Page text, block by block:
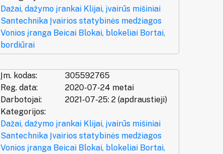
Dažai, dažymo įrankai Klijai, įvairūs mišiniai
Santechnika Įvairios statybinės medžiagos
Vonios įranga Beicai Blokai, blokeliai Bortai,
bordiūrai
Įm. kodas:
305592765
Reg. data:
2020-07-24 metai
Darbotojai:
2021-07-25: 2 (apdraustieji)
Kategorijos:
Dažai, dažymo įrankai Klijai, įvairūs mišiniai
Santechnika Įvairios statybinės medžiagos
Vonios įranga Beicai Blokai, blokeliai Bortai,